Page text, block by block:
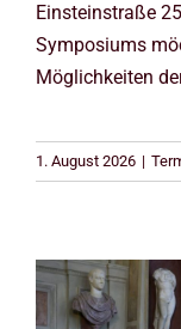
Einsteinstraße
Symposiums
Möglichkeiten
1. August 2026 |